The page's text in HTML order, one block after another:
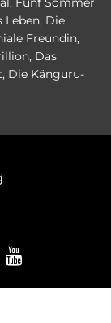
Leben, Die
Freundin,
, Das
, Die Känguru-